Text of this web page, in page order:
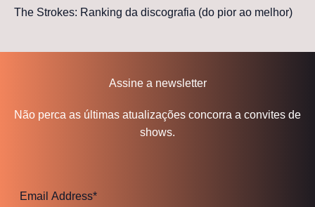
The Strokes: Ranking da discografia (do pior ao melhor)
Assine a newsletter
Não perca as últimas atualizações concorra a convites de
shows.